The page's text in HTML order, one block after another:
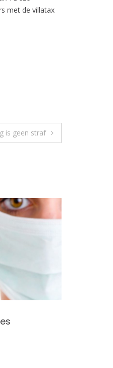
met de villatax
is geen straf